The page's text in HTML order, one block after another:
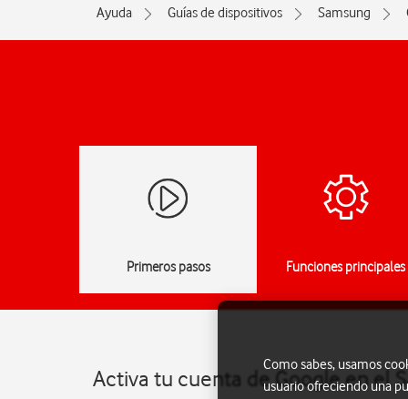
Ayuda Guías de dispositivos Samsung
Primeros pasos Funciones principales
Activa tu cuenta de Google en el
Como sabes, usamos
usuario ofreciendo una